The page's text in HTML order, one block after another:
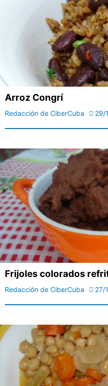
Arroz Congrí
Redacción de CiberCuba 29/
Frijoles colorados
Redacción de CiberCuba 27/